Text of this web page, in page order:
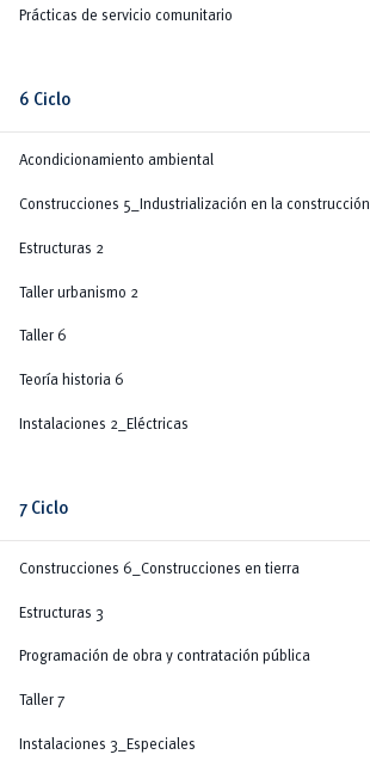
Prácticas de servicio comunitario
6 Ciclo
Acondicionamiento ambiental
Construcciones 5_Industrialización en la construcción
Estructuras 2
Taller urbanismo 2
Taller 6
Teoría historia 6
Instalaciones 2_Eléctricas
7 Ciclo
Construcciones 6_Construcciones en tierra
Estructuras 3
Programación de obra y contratación pública
Taller 7
Instalaciones 3_Especiales